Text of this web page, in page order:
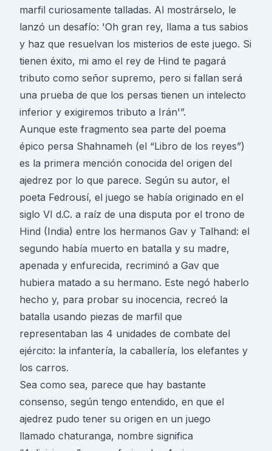
marfil curiosamente talladas. Al mostrárselo, le
lanzó un desafío: 'Oh gran rey, llama a tus sabios
y haz que resuelvan los misterios de este juego. Si
tienen éxito, mi amo el rey de Hind te pagará
tributo como señor supremo, pero si fallan será
una prueba de que los persas tienen un intelecto
inferior y exigiremos tributo a Irán'”.
Aunque este fragmento sea parte del poema
épico persa Shahnameh (el “Libro de los reyes”)
es la primera mención conocida del origen del
ajedrez por lo que parece. Según su autor, el
poeta Fedrousí, el juego se había originado en el
siglo VI d.C. a raíz de una disputa por el trono de
Hind (India) entre los hermanos Gav y Talhand: el
segundo había muerto en batalla y su madre,
apenada y enfurecida, recriminó a Gav que
hubiera matado a su hermano. Este negó haberlo
hecho y, para probar su inocencia, recreó la
batalla usando piezas de marfil que
representaban las 4 unidades de combate del
ejército: la infantería, la caballería, los elefantes y
los carros.
Sea como sea, parece que hay bastante
consenso, según tengo entendido, en que el
ajedrez pudo tener su origen en un juego
llamado chaturanga, nombre significa